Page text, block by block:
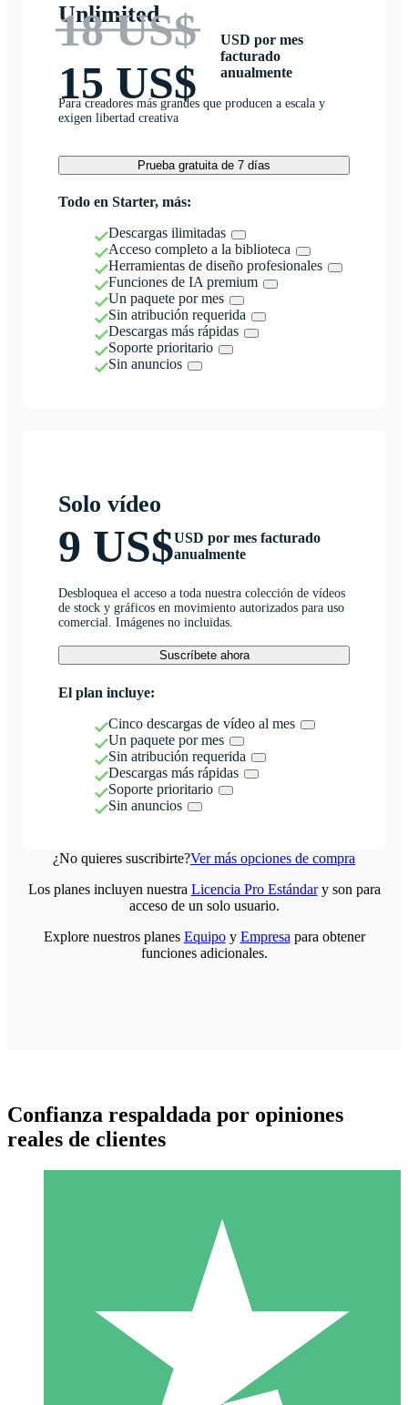
Unlimited
18 US$
15 US$
USD por mes
facturado
anualmente
Para creadores más grandes que producen a escala y
exigen libertad creativa
Prueba gratuita de 7 días
Todo en Starter, más:
Descargas ilimitadas
Acceso completo a la biblioteca
Herramientas de diseño profesionales
Funciones de IA premium
Un paquete por mes
Sin atribución requerida
Descargas más rápidas
Soporte prioritario
Sin anuncios
Solo vídeo
9 US$USD por mes facturado
anualmente
Desbloquea el acceso a toda nuestra colección de vídeos
de stock y gráficos en movimiento autorizados para uso
comercial. Imágenes no incluidas.
Suscríbete ahora
El plan incluye:
Cinco descargas de vídeo al mes
Un paquete por mes
Sin atribución requerida
Descargas más rápidas
Soporte prioritario
Sin anuncios
¿No quieres suscribirte?Ver más opciones de compra
Paquetes de Créditos Individuales
Paga según el uso con créditos de descarga. Sin compromiso
00
Los planes incluyen nuestra Licencia Pro Estándary son para
acceso de un solo usuario.
Explore nuestros planes Equipoy Empresa para obtener
funciones adicionales.
Confianza respaldada por opiniones
reales de clientes